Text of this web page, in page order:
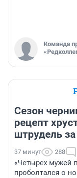
Команда
Сезон
рецепт
штрудель
37 минут 288
«Четырех мужей
проболтался о